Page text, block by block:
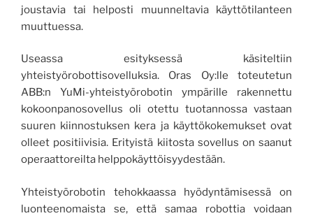
joustavia tai helposti muunneltavia käyttötilanteen
muuttuessa.
Useassa esityksessä käsiteltiin
yhteistyörobottisovelluksia. Oras Oy:lle toteutetun
ABB:n YuMi-yhteistyörobotin ympärille rakennettu
kokoonpanosovellus oli otettu tuotannossa vastaan
suuren kiinnostuksen kera ja käyttökokemukset ovat
olleet positiivisia. Erityistä kiitosta sovellus on saanut
operaattoreilta helppokäyttöisyydestään.
Yhteistyörobotin tehokkaassa hyödyntämisessä on
luonteenomaista se, että samaa robottia voidaan